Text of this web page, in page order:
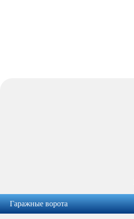
Гаражные ворота